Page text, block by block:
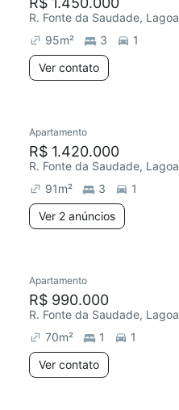
R. Fonte da Saudade, Lagoa
95m² 3
1
Ver contato
Apartamento
R$ 1.420.000
R. Fonte da Saudade, Lagoa
91m² 3
1
Ver 2 anúncios
Apartamento
R$ 990.000
R. Fonte da Saudade, Lagoa
70m² 1
1
Ver contato